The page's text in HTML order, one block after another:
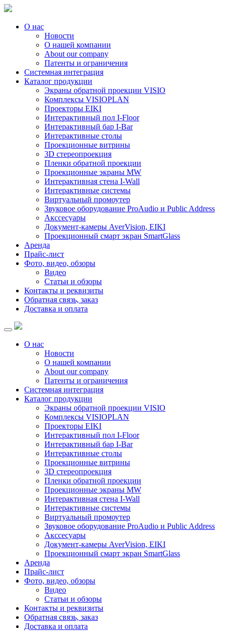
О нас
Новости
О нашей компании
About our company
Патенты и ограничения
Системная интеграция
Каталог продукции
Экраны обратной проекции VISIO
Комплексы VISIOPLAN
Проекторы EIKI
Интерактивный пол I-Floor
Интерактивный бар I-Bar
Интерактивные столы
Проекционные витрины
3D стереопроекция
Пленки обратной проекции
Проекционные экраны MW
Интерактивная стена I-Wall
Интерактивные системы
Виртуальный промоутер
Звуковое оборудование ProAudio и Public Address
Акссесуары
Документ-камеры AverVision, EIKI
Проекционный смарт экран SmartGlass
Аренда
Прайс-лист
Фото, видео, обзоры
Видео
Статьи и обзоры
Контакты и реквизиты
Обратная связь, заказ
Доставка и оплата
О нас
Новости
О нашей компании
About our company
Патенты и ограничения
Системная интеграция
Каталог продукции
Экраны обратной проекции VISIO
Комплексы VISIOPLAN
Проекторы EIKI
Интерактивный пол I-Floor
Интерактивный бар I-Bar
Интерактивные столы
Проекционные витрины
3D стереопроекция
Пленки обратной проекции
Проекционные экраны MW
Интерактивная стена I-Wall
Интерактивные системы
Виртуальный промоутер
Звуковое оборудование ProAudio и Public Address
Акссесуары
Документ-камеры AverVision, EIKI
Проекционный смарт экран SmartGlass
Аренда
Прайс-лист
Фото, видео, обзоры
Видео
Статьи и обзоры
Контакты и реквизиты
Обратная связь, заказ
Доставка и оплата